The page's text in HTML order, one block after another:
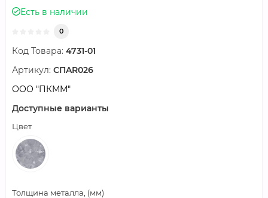
Есть в наличии
0
Код Товара: 4731-01
Артикул: СПAR026
ООО "ПКММ"
Доступные варианты
Цвет
Толщина металла, (мм)